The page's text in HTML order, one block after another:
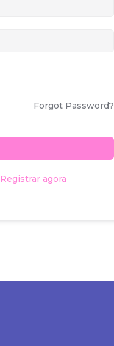
Forgot Password?
Registrar agora